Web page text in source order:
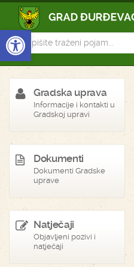
Open toolbar
Gradska uprava
Informacije i kontakti u
Gradskoj upravi
Dokumenti
Dokumenti Gradske
uprave
Natječaji
Objavljeni pozivi i
natječaji